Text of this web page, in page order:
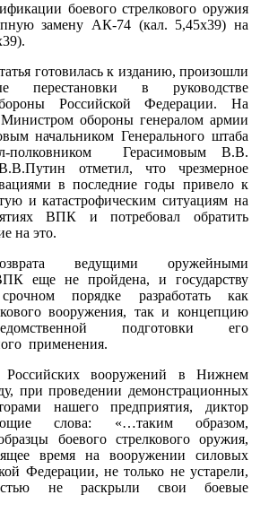
боевого стрелкового оружия
замену АК-74 (кал. 5,45х39) на
готовилась к изданию, произошли
перестановки в руководстве
Российской Федерации. На
обороны генералом армии
начальником Генерального штаба
полковником Герасимовым В.В.
отметил, что чрезмерное
в последние годы привело к
и катастрофическим ситуациям на
ВПК и потребовал обратить
на это.
ведущими оружейными
еще не пройдена, и государству
порядке разработать как
вооружения, так и концепцию
подготовки его
применения.
Российских вооружений в Нижнем
при проведении демонстрационных
нашего предприятия, диктор
слова: «…таким образом,
боевого стрелкового оружия,
время на вооружении силовых
Федерации, не только не устарели,
не раскрыли свои боевые